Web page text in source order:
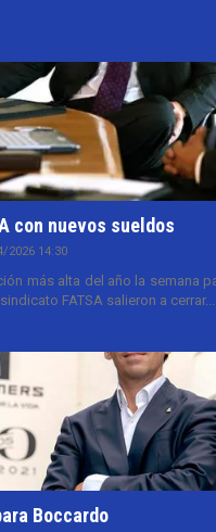
con nuevos sueldos
2026 14:30
más alta del año la semana
FATSA salieron a cerrar...
Boccardo